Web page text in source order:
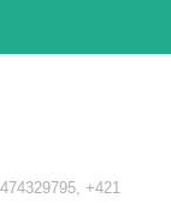
+421